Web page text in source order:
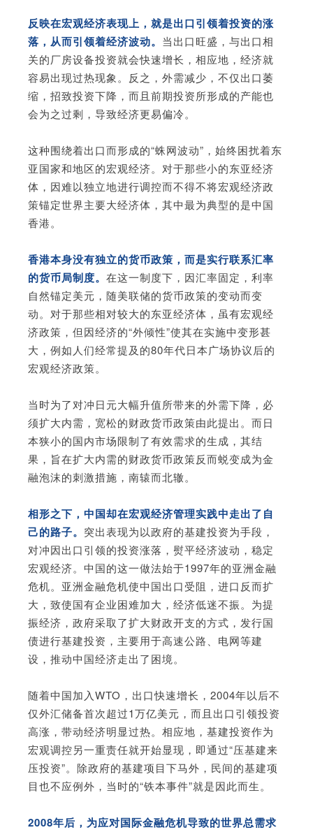
反映在宏观经济表现上，就是出口引领着投资的涨
落，从而引领着经济波动。 当出口旺盛，与出口相
关的厂房设备投资就会快速增长，相应地，经济就
容易出现过热现象。反之，外需减少，不仅出口萎
缩，招致投资下降，而且前期投资所形成的产能也
会为之过剩，导致经济更易偏冷。
这种围绕着出口而形成的“蛛网波动”，始终困扰着东
亚国家和地区的宏观经济。对于那些小的东亚经济
体，因难以独立地进行调控而不得不将宏观经济政
策锚定世界主要大经济体，其中最为典型的是中国
香港。
香港本身没有独立的货币政策，而是实行联系汇率
的货币局制度。在这一制度下，因汇率固定，利率
自然锚定美元，随美联储的货币政策的变动而变
动。对于那些相对较大的东亚经济体，虽有宏观经
济政策，但因经济的“外倾性”使其在实施中变形甚
大，例如人们经常提及的80年代日本广场协议后的
宏观经济政策。
当时为了对冲日元大幅升值所带来的外需下降，必
须扩大内需，宽松的财政货币政策由此提出。而日
本狭小的国内市场限制了有效需求的生成，其结
果，旨在扩大内需的财政货币政策反而蜕变成为金
融泡沫的刺激措施，南辕而北辙。
相形之下，中国却在宏观经济管理实践中走出了自
己的路子。 突出表现为以政府的基建投资为手段，
对冲因出口引领的投资涨落，熨平经济波动，稳定
宏观经济。中国的这一做法始于1997年的亚洲金融
危机。亚洲金融危机使中国出口受阻，进口反而扩
大，致使国有企业困难加大，经济低迷不振。为提
振经济，政府采取了扩大财政开支的方式，发行国
债进行基建投资，主要用于高速公路、电网等建
设，推动中国经济走出了困境。
随着中国加入WTO，出口快速增长，2004年以后不
仅外汇储备首次超过1万亿美元，而且出口引领投资
高涨，带动经济明显过热。相应地，基建投资作为
宏观调控另一重责任就开始显现，即通过“压基建来
压投资”。除政府的基建项目下马外，民间的基建项
目也不应例外，当时的“铁本事件”就是因此而生。
2008年后，为应对国际金融危机导致的世界总需求